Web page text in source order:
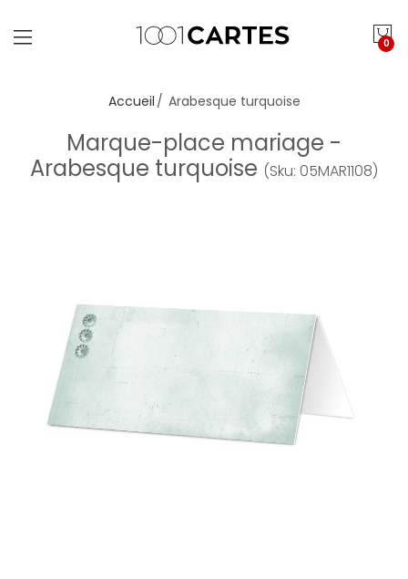
0
Accueil Arabesque turquoise
Marque-place mariage -
Arabesque turquoise (Sku: 05MAR1108)